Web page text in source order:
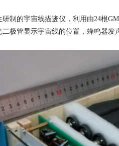
的宇宙线描迹仪，利用由24根GM
极管显示宇宙线的位置，蜂鸣器发